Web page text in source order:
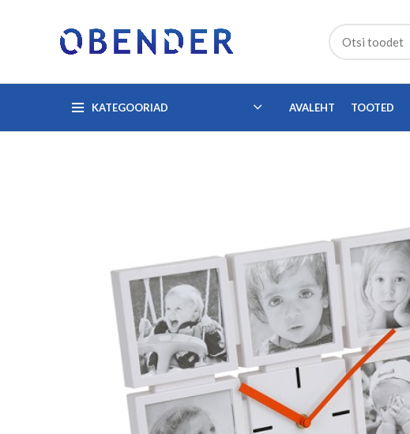
KATEGOORIAD AVALEHT TOOTED